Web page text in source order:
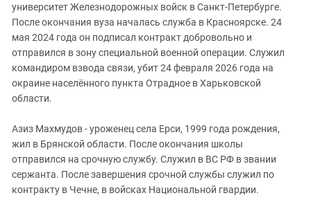
университет Железнодорожных войск в Санкт-Петербурге.
После окончания вуза началась служба в Красноярске. 24
мая 2024 года он подписал контракт добровольно и
отправился в зону специальной военной операции. Служил
командиром взвода связи, убит 24 февраля 2026 года на
окраине населённого пункта Отрадное в Харьковской
области.
Азиз Махмудов - уроженец села Ерси, 1999 года рождения,
жил в Брянской области. После окончания школы
отправился на срочную службу. Служил в ВС РФ в звании
сержанта. После завершения срочной службы служил по
контракту в Чечне, в войсках Национальной гвардии.